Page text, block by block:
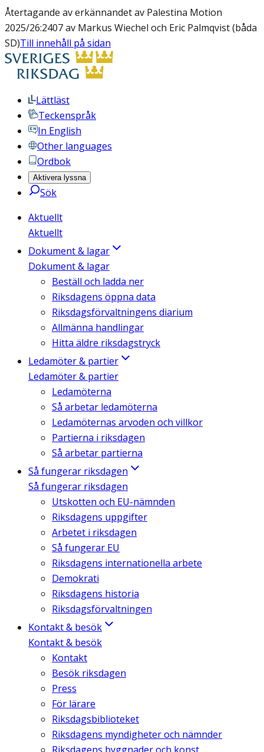
Återtagande av erkännandet av Palestina Motion
2025/26:2407 av Markus Wiechel och Eric Palmqvist (båda
SD)Till innehåll på sidan
Lättläst
Teckenspråk
In English
Other languages
Ordbok
Aktivera lyssna
Sök
Aktuellt
Aktuellt
Dokument & lagar
Dokument & lagar
Beställ och ladda ner
Riksdagens öppna data
Riksdagsförvaltningens diarium
Allmänna handlingar
Hitta äldre riksdagstryck
Ledamöter & partier
Ledamöter & partier
Ledamöterna
Så arbetar ledamöterna
Ledamöternas arvoden och villkor
Partierna i riksdagen
Så arbetar partierna
Så fungerar riksdagen
Så fungerar riksdagen
Utskotten och EU-nämnden
Riksdagens uppgifter
Arbetet i riksdagen
Så fungerar EU
Riksdagens internationella arbete
Demokrati
Riksdagens historia
Riksdagsförvaltningen
Kontakt & besök
Kontakt & besök
Kontakt
Besök riksdagen
Press
För lärare
Riksdagsbiblioteket
Riksdagens myndigheter och nämnder